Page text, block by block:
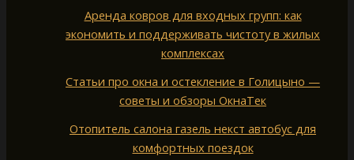
Аренда ковров для входных групп: как
экономить и поддерживать чистоту в жилых
комплексах
Статьи про окна и остекление в Голицыно —
советы и обзоры ОкнаТек
Отопитель салона газель некст автобус для
комфортных поездок